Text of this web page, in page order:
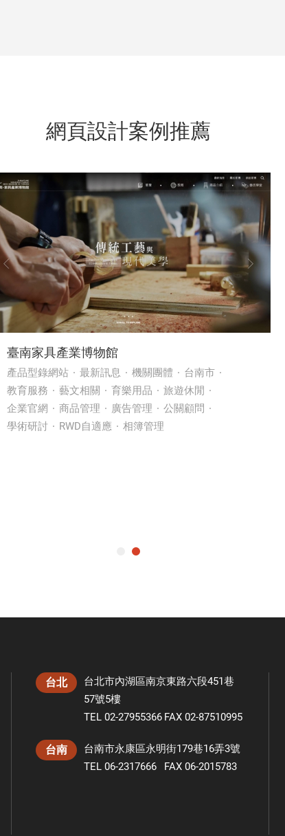
網頁設計案例推薦
臺南家具產業博物館
產品型錄網站 最新訊息 機關團體
台南市
教育服務
藝文相關 育樂用品
旅遊休閒
企業官網
商品管理 廣告管理
公關顧問
學術研討
RWD自適應 相簿管理
台北
台北市內湖區南京東路六段451巷
57號5樓
TEL 02-27955366 FAX 02-87510995
台南
台南市永康區永明街179巷16弄3號
TEL 06-2317666
FAX 06-2015783